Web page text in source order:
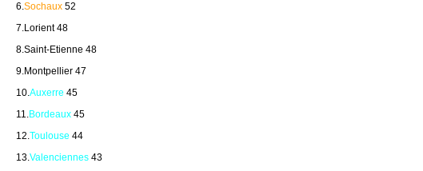
6. Sochaux 52
7.Lorient 48
8.Saint-Etienne 48
9.Montpellier 47
10. Auxerre 45
11. Bordeaux45
12. Toulouse 44
13. Valenciennes 43